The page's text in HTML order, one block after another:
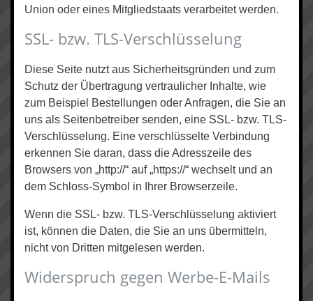
Union oder eines Mitgliedstaats verarbeitet werden.
SSL- bzw. TLS-Verschlüsselung
Diese Seite nutzt aus Sicherheitsgründen und zum
Schutz der Übertragung vertraulicher Inhalte, wie
zum Beispiel Bestellungen oder Anfragen, die Sie an
uns als Seitenbetreiber senden, eine SSL- bzw. TLS-
Verschlüsselung. Eine verschlüsselte Verbindung
erkennen Sie daran, dass die Adresszeile des
Browsers von „http://“ auf „https://“ wechselt und an
dem Schloss-Symbol in Ihrer Browserzeile.
Wenn die SSL- bzw. TLS-Verschlüsselung aktiviert
ist, können die Daten, die Sie an uns übermitteln,
nicht von Dritten mitgelesen werden.
Widerspruch gegen Werbe-E-Mails